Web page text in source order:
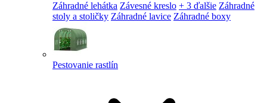
Záhradné lehátka Závesné kreslo + 3 ďalšie Záhradné
stoly a stoličky Záhradné lavice Záhradné boxy
Pestovanie rastlín